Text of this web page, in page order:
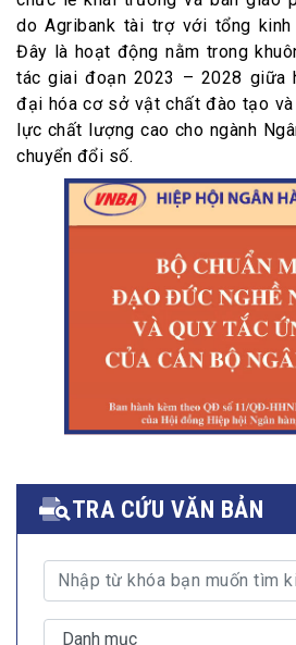
do Agribank tài trợ với tổng
Đây là hoạt động nằm trong
tác giai đoạn 2023 – 2028 giữa
đại hóa cơ sở vật chất đào tạo và
lực chất lượng cao cho ngành
chuyển đổi số.
TRA CỨU VĂN BẢN